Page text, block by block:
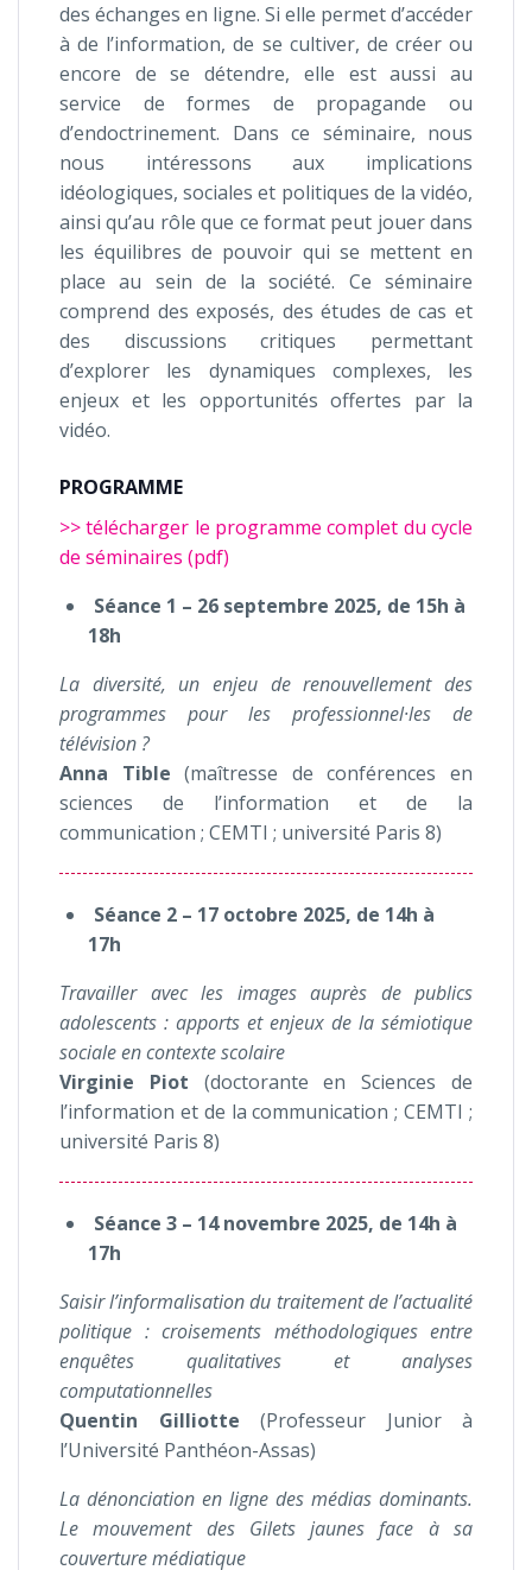
des échanges en ligne. Si elle permet d’accéder
à de l’information, de se cultiver, de créer ou
encore de se détendre, elle est aussi au
service de formes de propagande ou
d’endoctrinement. Dans ce séminaire, nous
nous intéressons aux implications
idéologiques, sociales et politiques de la vidéo,
ainsi qu’au rôle que ce format peut jouer dans
les équilibres de pouvoir qui se mettent en
place au sein de la société. Ce séminaire
comprend des exposés, des études de cas et
des discussions critiques permettant
d’explorer les dynamiques complexes, les
enjeux et les opportunités offertes par la
vidéo.
PROGRAMME
>> télécharger le programme complet du cycle
de séminaires (pdf)
Séance 1 – 26 septembre 2025, de 15h à
18h
La diversité, un enjeu de renouvellement des
programmes pour les professionnel·les de
télévision ?
Anna Tible(maîtresse de conférences en
sciences de l’information et de la
communication ; CEMTI ; université Paris 8)
Séance 2 – 17 octobre 2025, de 14h à
17h
Travailler avec les images auprès de publics
adolescents : apports et enjeux de la sémiotique
sociale en contexte scolaire
Virginie Piot (doctorante en Sciences de
l’information et de la communication ; CEMTI ;
université Paris 8)
Séance 3 – 14 novembre 2025, de 14h à
17h
Saisir l’informalisation du traitement de l’actualité
politique : croisements méthodologiques entre
enquêtes qualitatives et analyses
computationnelles
Quentin Gilliotte (Professeur Junior à
l’Université Panthéon-Assas)
La dénonciation en ligne des médias dominants.
Le mouvement des Gilets jaunes face à sa
couverture médiatique